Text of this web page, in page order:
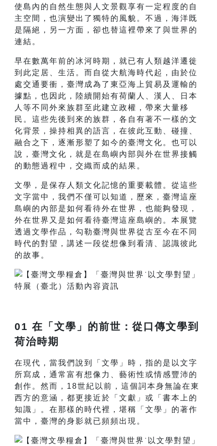
使島內的自然生態與人文景觀享有一定程度的自
主空間，也演變出了獨特的風貌。不過，海洋既
是隔絕，另一方面，卻也替這裡帶來了與世界的
連結。
早在數萬年前的冰河時期，就已有人類越洋遷徙
到此定居、生活。而自從大航海時代起，由於位
處交通要衝，臺灣成為了東亞海上貿易及運輸的
據點，也因此，陸續開始有荷蘭人、漢人、日本
人等不同外來族群至此建立政權，帶來大量移
民。這些先後到來的族群，各自有著不一樣的文
化背景，操持相異的語言，在彼此互動、碰撞、
融合之下，逐漸形塑了如今的臺灣文化。也可以
說，臺灣文化，就是在島嶼內部與外在世界接觸
的動態過程中，交織而成的結果。
文學，是保存人類文化記憶的重要載體。從這些
文字當中，我們不僅可以知道，歷來，臺灣這座
島嶼的內部是如何看待外在世界，也能夠發現，
外在世界又是如何看待臺灣這座島嶼的。本展覽
透過文學作品，勾勒臺灣與世界從古至今在不同
時代的對望，講述一段從想像到看清、認識彼此
的故事。
01 在「文學」的前世：從口傳文學到
荷治時期
在現代，當我們說到「文學」時，指的是以文字
所寫成，通常富有想像力、藝術性或情感豐沛的
創作。然而，18世紀以前，這個詞本身無論在東
西方的意涵，都更接近於「文獻」或「書本上的
知識」。在那樣的時代裡，堪稱「文學」的著作
當中，臺灣的身影就已頻頻出現。